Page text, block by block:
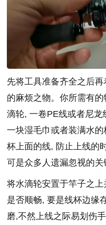
先将工具准备齐全之后
的麻烦之物。你所需有
滴轮, 一卷PE线或者尼
一块湿毛巾或者装满水
杯上面的线, 防止上线的
可是众多人遗漏忽视的关
将水滴轮安置于竿子之
是否顺畅, 要是线杯边缘
磨,不然上线之际易划伤